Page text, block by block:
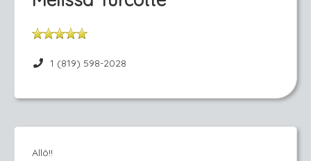
1 (819) 598-2028
Allô!!